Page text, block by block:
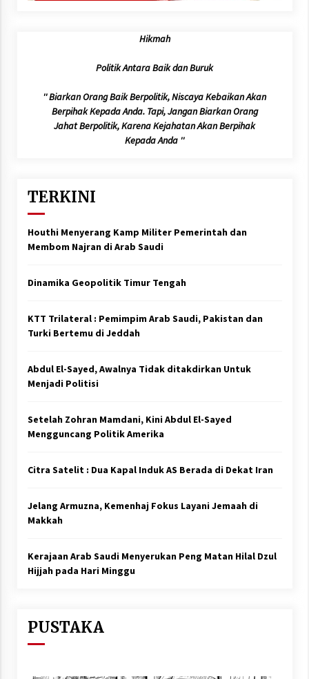
Hikmah
Politik Antara Baik dan Buruk
'' Biarkan Orang Baik Berpolitik, Niscaya Kebaikan Akan
Berpihak Kepada Anda. Tapi, Jangan Biarkan Orang
Jahat Berpolitik, Karena Kejahatan Akan Berpihak
Kepada Anda ''
TERKINI
Houthi Menyerang Kamp Militer Pemerintah dan
Membom Najran di Arab Saudi
Dinamika Geopolitik Timur Tengah
KTT Trilateral : Pemimpim Arab Saudi, Pakistan dan
Turki Bertemu di Jeddah
Abdul El-Sayed, Awalnya Tidak ditakdirkan Untuk
Menjadi Politisi
Setelah Zohran Mamdani, Kini Abdul El-Sayed
Mengguncang Politik Amerika
Citra Satelit : Dua Kapal Induk AS Berada di Dekat Iran
Jelang Armuzna, Kemenhaj Fokus Layani Jemaah di
Makkah
Kerajaan Arab Saudi Menyerukan Peng Matan Hilal Dzul
Hijjah pada Hari Minggu
PUSTAKA